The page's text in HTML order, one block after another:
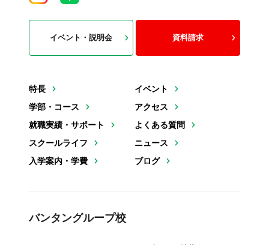
特長
学部・コース
就職実績・サポート
スクールライフ
入学案内・学費
イベント
アクセス
よくある質問
ニュース
ブログ
イベント・説明会 資料請求
バンタングループ校